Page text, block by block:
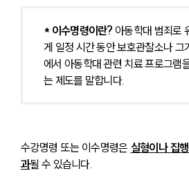
* 이수명령이란? 아동학대 범죄로
게 일정 시간 동안 보호관찰소나 그
에서 아동학대 관련 치료 프로그램
는 제도를 말합니다.
수강명령 또는 이수명령은 실형이나 집
과될 수 있습니다.